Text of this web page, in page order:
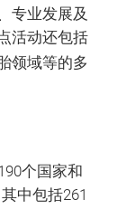
专业发展及
活动还包括
领域等的多
个国家和
中包括261